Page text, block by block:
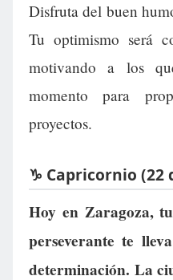
Disfruta del buen
Tu optimismo será
motivando a los
momento para
proyectos.
♑ Capricornio (22
Hoy en Zaragoza,
perseverante te
determinación. La